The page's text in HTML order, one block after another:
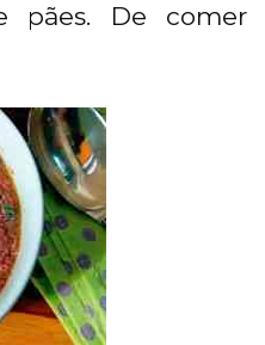
pães. De comer